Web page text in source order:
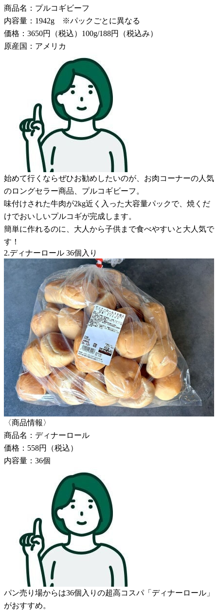
商品名：プルコギビーフ
内容量：1942g ※パックごとに異なる
価格：3650円（税込）100g/188円（税込み）
原産国：アメリカ
始めて行くならぜひお勧めしたいのが、お肉コーナーの人気
のロングセラー商品、プルコギビーフ。
味付けされた牛肉が2kg近く入った大容量パックで、焼くだ
けでおいしいプルコギが完成します。
簡単に作れるのに、大人から子供まで食べやすいと大人気で
す！
2.ディナーロール 36個入り
〈商品情報〉
商品名：ディナーロール
価格：558円（税込）
内容量：36個
パン売り場からは36個入りの超高コスパ「ディナーロール」
がおすすめ。